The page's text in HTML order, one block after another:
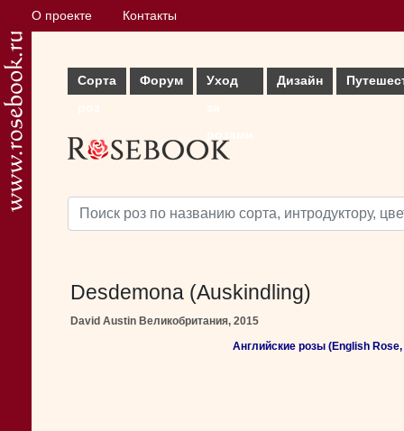
О проекте Контакты
Сорта
Форум
Уход
Дизайн
Desdemona (Auskindling)
David Austin Великобритания, 2015
Английские розы (English